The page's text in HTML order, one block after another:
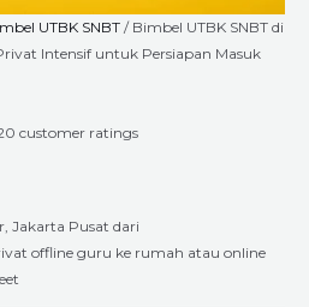
UTBK SNBT / Bimbel UTBK SNBT di
Intensif untuk Persiapan Masuk
customer ratings
Jakarta Pusat dari
offline guru ke rumah atau online